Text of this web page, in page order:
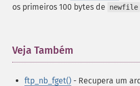
os primeiros 100 bytes de
newfile
Veja Também
ftp_nb_fget() - Recupera um